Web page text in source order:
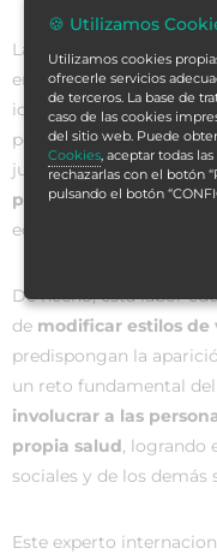
Las acciones de
enfermedades y
identifican a la
personal de enfermería,
juega un importante
personas, las familias y
educativa.
De hecho, esta labor
de modificar estilos de
predispongan la
un reto fundamental
involucrar a las
propia salud, logrando
sociales y de los
Este experto
🍪 Utilizamos
Utilizamos cookies
ofrecerle servicios
de terceros. La base de
caso de las cookies
del sitio web. Puede
Cookies, aceptar todas
rechazarlas con el botón
pulsando el botón